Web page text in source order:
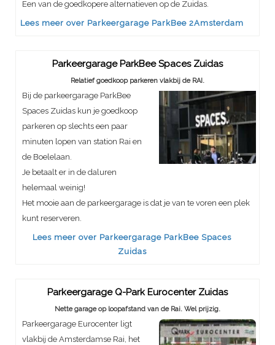
Een van de goedkopere alternatieven op de Zuidas.
Lees meer over Parkeergarage ParkBee 2Amsterdam
Parkeergarage ParkBee Spaces Zuidas
Relatief goedkoop parkeren vlakbij de RAI.
Bij de parkeergarage ParkBee
Spaces Zuidas kun je goedkoop
parkeren op slechts een paar
minuten lopen van station Rai en
de Boelelaan.
Je betaalt er in de daluren
helemaal weinig!
Het mooie aan de parkeergarage is dat je van te voren een plek
kunt reserveren.
Lees meer over Parkeergarage ParkBee Spaces
Zuidas
Parkeergarage Q-Park Eurocenter Zuidas
Nette garage op loopafstand van de Rai. Wel prijzig.
Parkeergarage Eurocenter ligt
vlakbij de Amsterdamse Rai, het